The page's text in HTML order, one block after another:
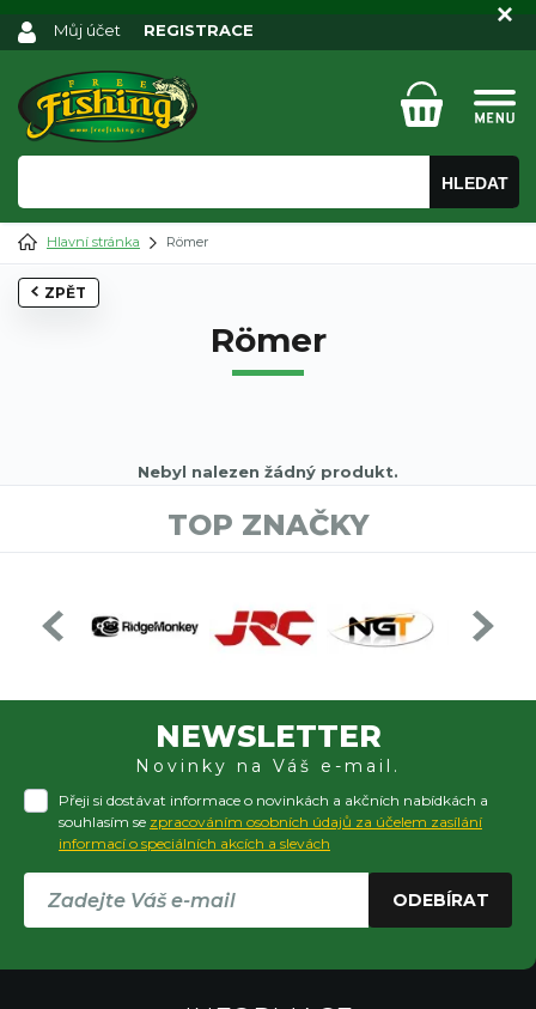
HLEDAT
Můj účet REGISTRACE
Hlavní stránka Römer
ZPĚT
Römer
Nebyl nalezen žádný produkt.
TOP ZNAČKY
NEWSLETTER
Novinky na Váš e-mail.
Přeji si dostávat informace o novinkách a akčních nabídkách a
souhlasím se zpracováním osobních údajů za účelem zasílání
informací o speciálních akcích a slevách
ODEBÍRAT